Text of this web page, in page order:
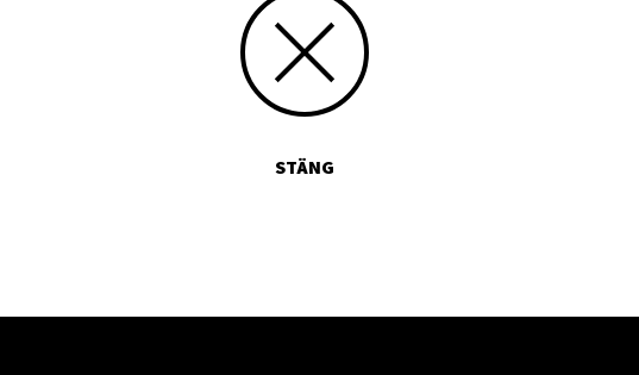
STÄNG